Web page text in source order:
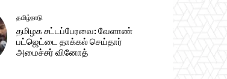
தமிழ்நாடு
தமிழக சட்​டப்​பேர​வை: வேளாண்
பட்​ஜெட்டை தாக்கல் செய்தார்
அமைச்சர் வினோத்